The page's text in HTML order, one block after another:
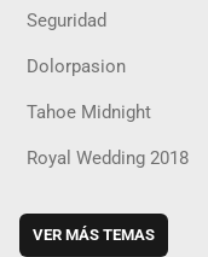
Seguridad
Dolorpasion
Tahoe Midnight
Royal Wedding 2018
VER MÁS TEMAS